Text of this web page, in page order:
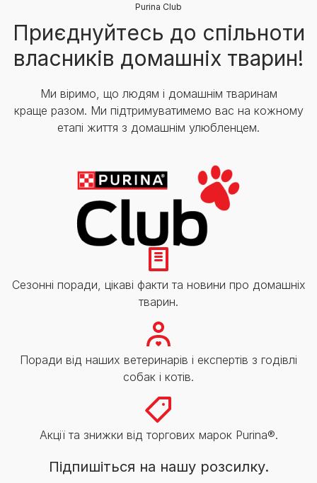
Purina Club
Приєднуйтесь до спільноти
власників домашніх тварин!
Ми віримо, що людям і домашнім тваринам
краще разом. Ми підтримуватимемо вас на кожному
етапі життя з домашнім улюбленцем.
Сезонні поради, цікаві факти та новини про домашніх
тварин.
Поради від наших ветеринарів і експертів з годівлі
собак і котів.
Акції та знижки від торгових марок Purina®.
Підпишіться на нашу розсилку.